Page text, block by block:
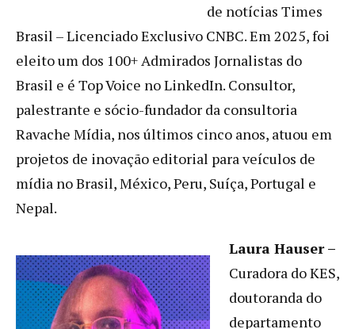
de notícias Times
Brasil – Licenciado Exclusivo CNBC. Em 2025, foi
eleito um dos 100+ Admirados Jornalistas do
Brasil e é Top Voice no LinkedIn. Consultor,
palestrante e sócio-fundador da consultoria
Ravache Mídia, nos últimos cinco anos, atuou em
projetos de inovação editorial para veículos de
mídia no Brasil, México, Peru, Suíça, Portugal e
Nepal.
Laura Hauser –
Curadora do KES,
doutoranda do
departamento